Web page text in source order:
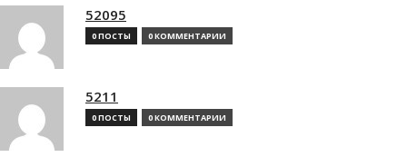
52095
0 ПОСТЫ 0 КОММЕНТАРИИ
5211
0 ПОСТЫ 0 КОММЕНТАРИИ